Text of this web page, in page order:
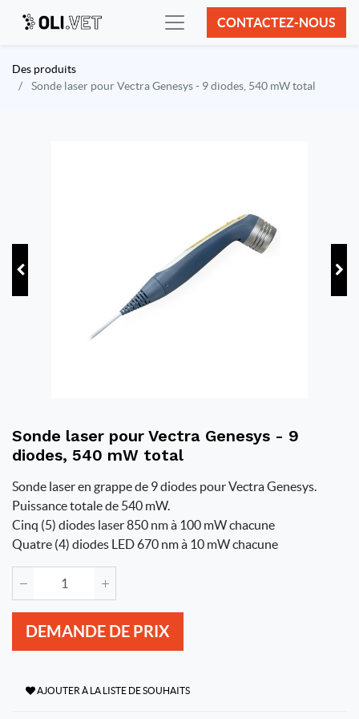
CONTACTEZ-NOUS
Des produits
Sonde laser pour Vectra Genesys - 9 diodes, 540 mW total
Sonde laser pour Vectra Genesys - 9
diodes, 540 mW total
Sonde laser en grappe de 9 diodes pour Vectra Genesys.
Puissance totale de 540 mW.
Cinq (5) diodes laser 850 nm à 100 mW chacune
Quatre (4) diodes LED 670 nm à 10 mW chacune
DEMANDE DE PRIX
AJOUTER À LA LISTE DE SOUHAITS